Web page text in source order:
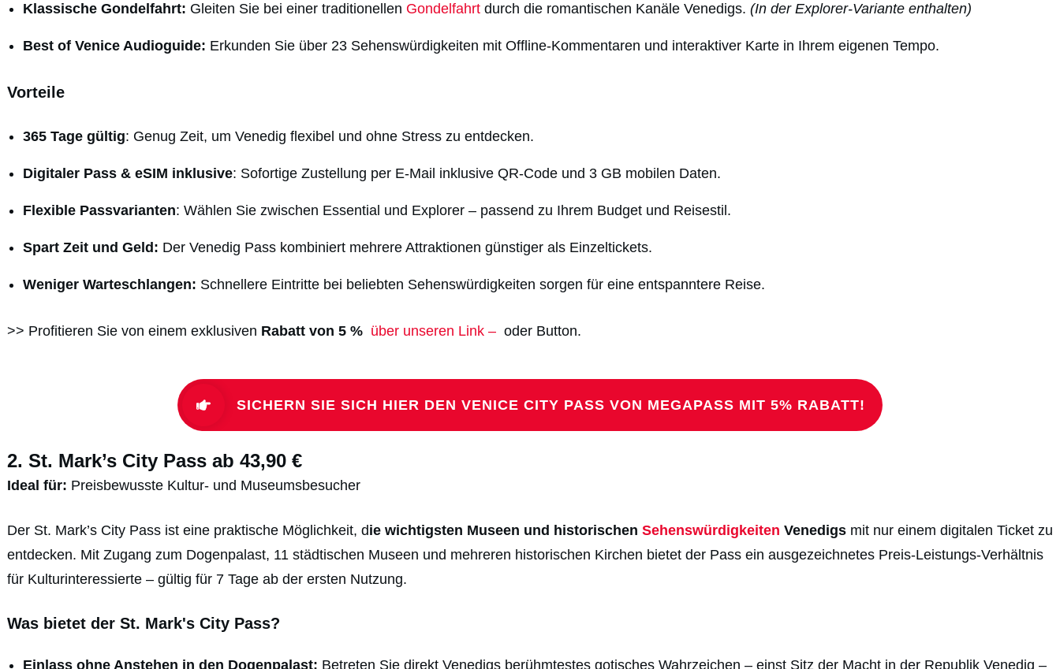
Klassische Gondelfahrt: Gleiten Sie bei einer traditionellen Gondelfahrt durch die romantischen Kanäle Venedigs. (In der Explorer-Variante enthalten)
Best of Venice Audioguide: Erkunden Sie über 23 Sehenswürdigkeiten mit Offline-Kommentaren und interaktiver Karte in Ihrem eigenen Tempo.
Vorteile
365 Tage gültig: Genug Zeit, um Venedig flexibel und ohne Stress zu entdecken.
Digitaler Pass & eSIM inklusive: Sofortige Zustellung per E-Mail inklusive QR-Code und 3 GB mobilen Daten.
Flexible Passvarianten: Wählen Sie zwischen Essential und Explorer – passend zu Ihrem Budget und Reisestil.
Spart Zeit und Geld: Der Venedig Pass kombiniert mehrere Attraktionen günstiger als Einzeltickets.
Weniger Warteschlangen: Schnellere Eintritte bei beliebten Sehenswürdigkeiten sorgen für eine entspanntere Reise.
>> Profitieren Sie von einem exklusiven Rabatt von 5 % über unseren Link – oder Button.
SICHERN SIE SICH HIER DEN VENICE CITY PASS VON MEGAPASS MIT 5% RABATT!
2. St. Mark’s City Pass ab 43,90 €
Ideal für: Preisbewusste Kultur- und Museumsbesucher
Der St. Mark’s City Pass ist eine praktische Möglichkeit, die wichtigsten Museen und historischen Sehenswürdigkeiten Venedigs mit nur einem digitalen Ticket zu
entdecken. Mit Zugang zum Dogenpalast, 11 städtischen Museen und mehreren historischen Kirchen bietet der Pass ein ausgezeichnetes Preis-Leistungs-Verhältnis
für Kulturinteressierte – gültig für 7 Tage ab der ersten Nutzung.
Was bietet der St. Mark's City Pass?
Einlass ohne Anstehen in den Dogenpalast: Betreten Sie direkt Venedigs berühmtestes gotisches Wahrzeichen – einst Sitz der Macht in der Republik Venedig –